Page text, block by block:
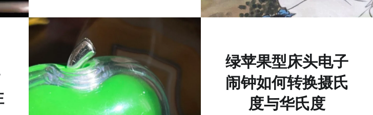
绿苹果型床头电子
闹钟如何转换摄氏
度与华氏度